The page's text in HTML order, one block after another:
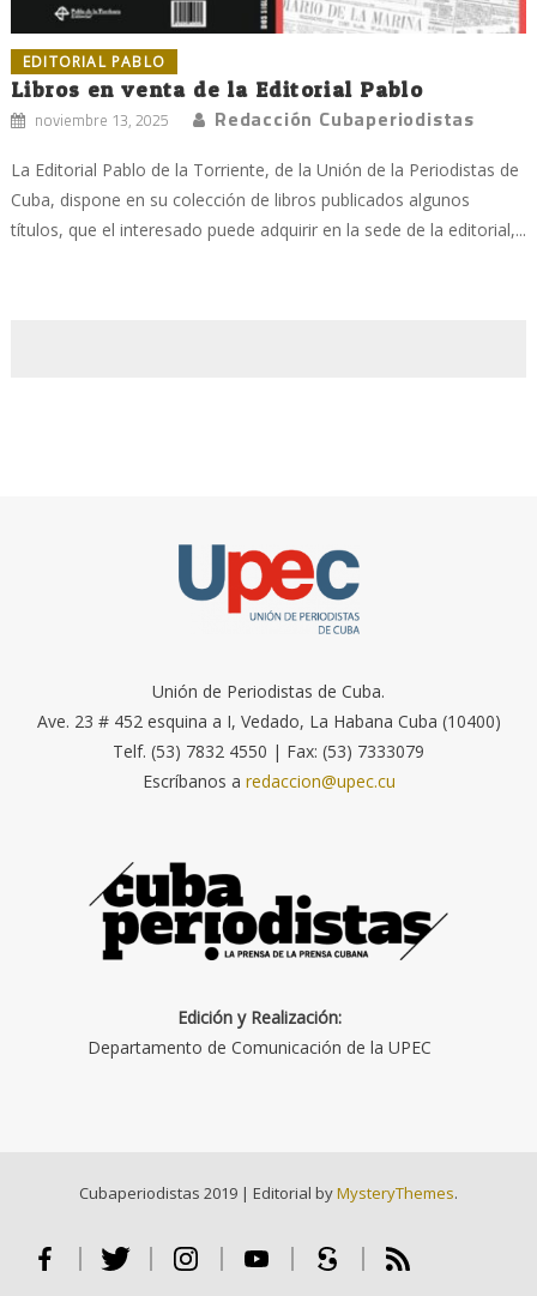
EDITORIAL PABLO
Libros en venta de la Editorial Pablo
noviembre 13, 2025 Redacción Cubaperiodistas
La Editorial Pablo de la Torriente, de la Unión de la Periodistas de
Cuba, dispone en su colección de libros publicados algunos
títulos, que el interesado puede adquirir en la sede de la editorial,...
Unión de Periodistas de Cuba.
Ave. 23 # 452 esquina a I, Vedado, La Habana Cuba (10400)
Telf. (53) 7832 4550 | Fax: (53) 7333079
Escríbanos a redaccion@upec.cu
Edición y Realización:
Departamento de Comunicación de la UPEC
Cubaperiodistas 2019 | Editorial byMysteryThemes.
Facebook Twitter Instagram Youtube Scribd RSS